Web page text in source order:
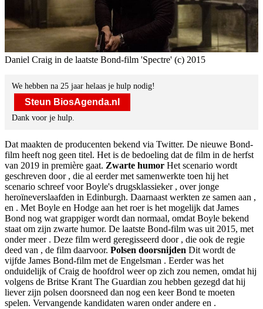
Daniel Craig in de laatste Bond-film 'Spectre' (c) 2015
We hebben na 25 jaar helaas je hulp nodig!
Steun BiosAgenda.nl
Dank voor je hulp.
Dat maakten de producenten bekend via Twitter. De nieuwe Bond-
film heeft nog geen titel. Het is de bedoeling dat de film in de herfst
van 2019 in première gaat. Zwarte humor Het scenario wordt
geschreven door , die al eerder met samenwerkte toen hij het
scenario schreef voor Boyle's drugsklassieker , over jonge
heroïneverslaafden in Edinburgh. Daarnaast werkten ze samen aan ,
en . Met Boyle en Hodge aan het roer is het mogelijk dat James
Bond nog wat grappiger wordt dan normaal, omdat Boyle bekend
staat om zijn zwarte humor. De laatste Bond-film was uit 2015, met
onder meer . Deze film werd geregisseerd door , die ook de regie
deed van , de film daarvoor. Polsen doorsnijden Dit wordt de
vijfde James Bond-film met de Engelsman . Eerder was het
onduidelijk of Craig de hoofdrol weer op zich zou nemen, omdat hij
volgens de Britse Krant The Guardian zou hebben gezegd dat hij
liever zijn polsen doorsneed dan nog een keer Bond te moeten
spelen. Vervangende kandidaten waren onder andere en .